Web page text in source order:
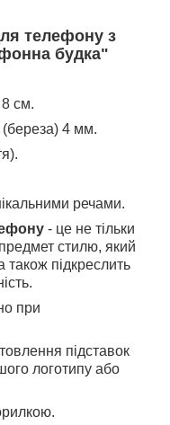
телефону з
будка"
см.
(береза) 4 мм.
речами.
- це не тільки
стилю, який
підкреслить
при
підставок
логотипу або